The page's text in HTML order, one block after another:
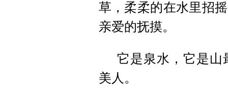
草，柔柔的在水里招
亲爱的抚摸。
它是泉水，它是
美人。